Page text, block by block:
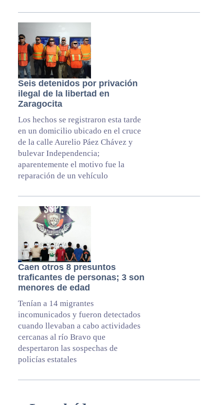
Seis detenidos por privación
ilegal de la libertad en
Zaragocita
Los hechos se registraron esta tarde
en un domicilio ubicado en el cruce
de la calle Aurelio Páez Chávez y
bulevar Independencia;
aparentemente el motivo fue la
reparación de un vehículo
Caen otros 8 presuntos
traficantes de personas; 3 son
menores de edad
Tenían a 14 migrantes
incomunicados y fueron detectados
cuando llevaban a cabo actividades
cercanas al río Bravo que
despertaron las sospechas de
policías estatales